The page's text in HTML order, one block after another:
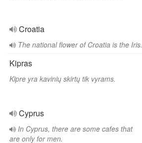
Croatia
The national flower of Croatia is the Iris.
Kipras
Kipre yra kavinių skirtų tik vyrams.
Cyprus
In Cyprus, there are some cafes that
are only for men.